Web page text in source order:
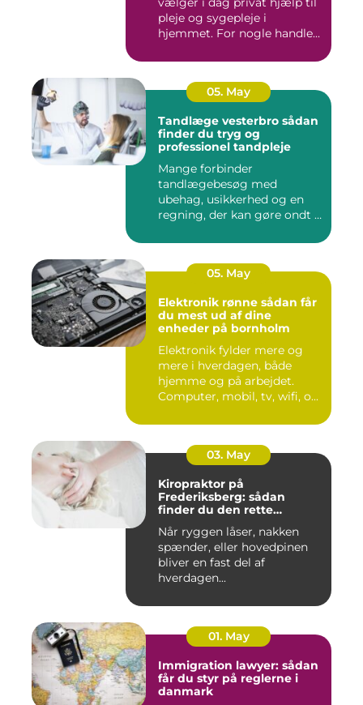
pleje og sygepleje i
hjemmet. For nogle handle...
05. May
Tandlæge vesterbro sådan
finder du tryg og
professionel tandpleje
Mange forbinder
tandlægebesøg med
ubehag, usikkerhed og en
regning, der kan gøre ondt i
05. May
Elektronik rønne sådan får
du mest ud af dine
enheder på bornholm
Elektronik fylder mere og
mere i hverdagen, både
hjemme og på arbejdet.
Computer, mobil, tv, wifi, o...
03. May
Kiropraktor på
Frederiksberg: sådan
finder du den rette
Når ryggen låser, nakken
spænder, eller hovedpinen
bliver en fast del af
hverdagen...
01. May
Immigration lawyer: sådan
får du styr på reglerne i
danmark